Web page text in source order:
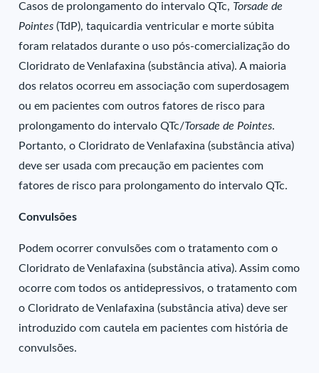
Casos de prolongamento do intervalo QTc, Torsade de
Pointes (TdP), taquicardia ventricular e morte súbita
foram relatados durante o uso pós-comercialização do
Cloridrato de Venlafaxina (substância ativa). A maioria
dos relatos ocorreu em associação com superdosagem
ou em pacientes com outros fatores de risco para
prolongamento do intervalo QTc/Torsade de Pointes.
Portanto, o Cloridrato de Venlafaxina (substância ativa)
deve ser usada com precaução em pacientes com
fatores de risco para prolongamento do intervalo QTc.
Convulsões
Podem ocorrer convulsões com o tratamento com o
Cloridrato de Venlafaxina (substância ativa). Assim como
ocorre com todos os antidepressivos, o tratamento com
o Cloridrato de Venlafaxina (substância ativa) deve ser
introduzido com cautela em pacientes com história de
convulsões.